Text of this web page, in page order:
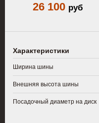
26 100 руб
Характеристики
Ширина шины
Внешняя высота шины
Посадочный диаметр на диск